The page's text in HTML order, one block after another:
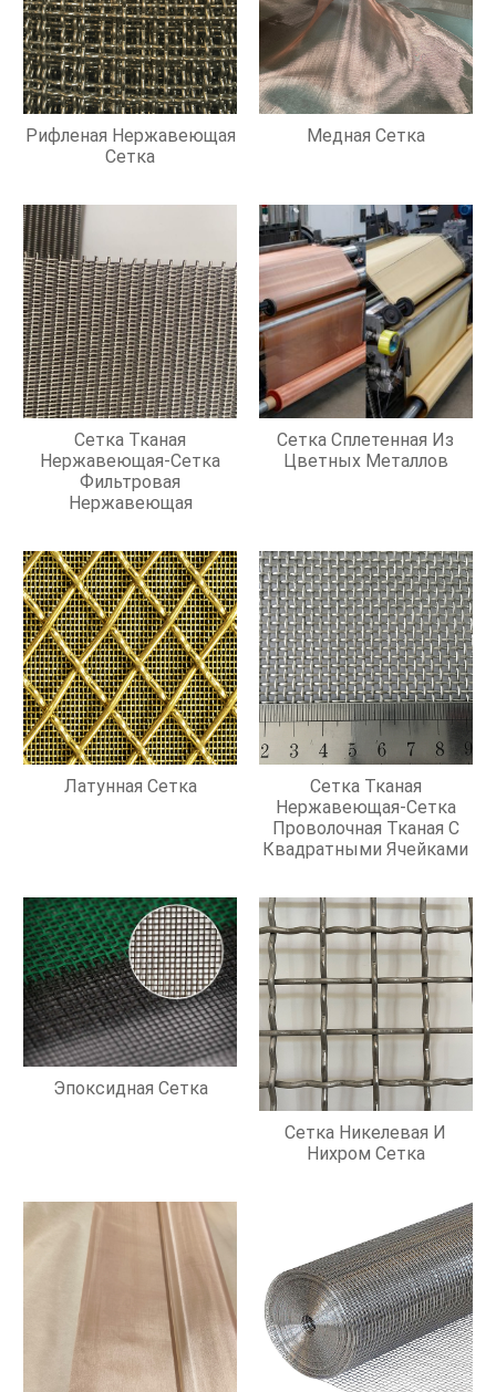
Рифленая Нержавеющая
Сетка
Медная Сетка
Сетка Тканая
Нержавеющая-Сетка
Фильтровая
Нержавеющая
Сетка Сплетенная Из
Цветных Металлов
Латунная Сетка
Сетка Тканая
Нержавеющая-Сетка
Проволочная Тканая С
Квадратными Ячейками
Эпоксидная Сетка
Сетка Никелевая И
Нихром Сетка